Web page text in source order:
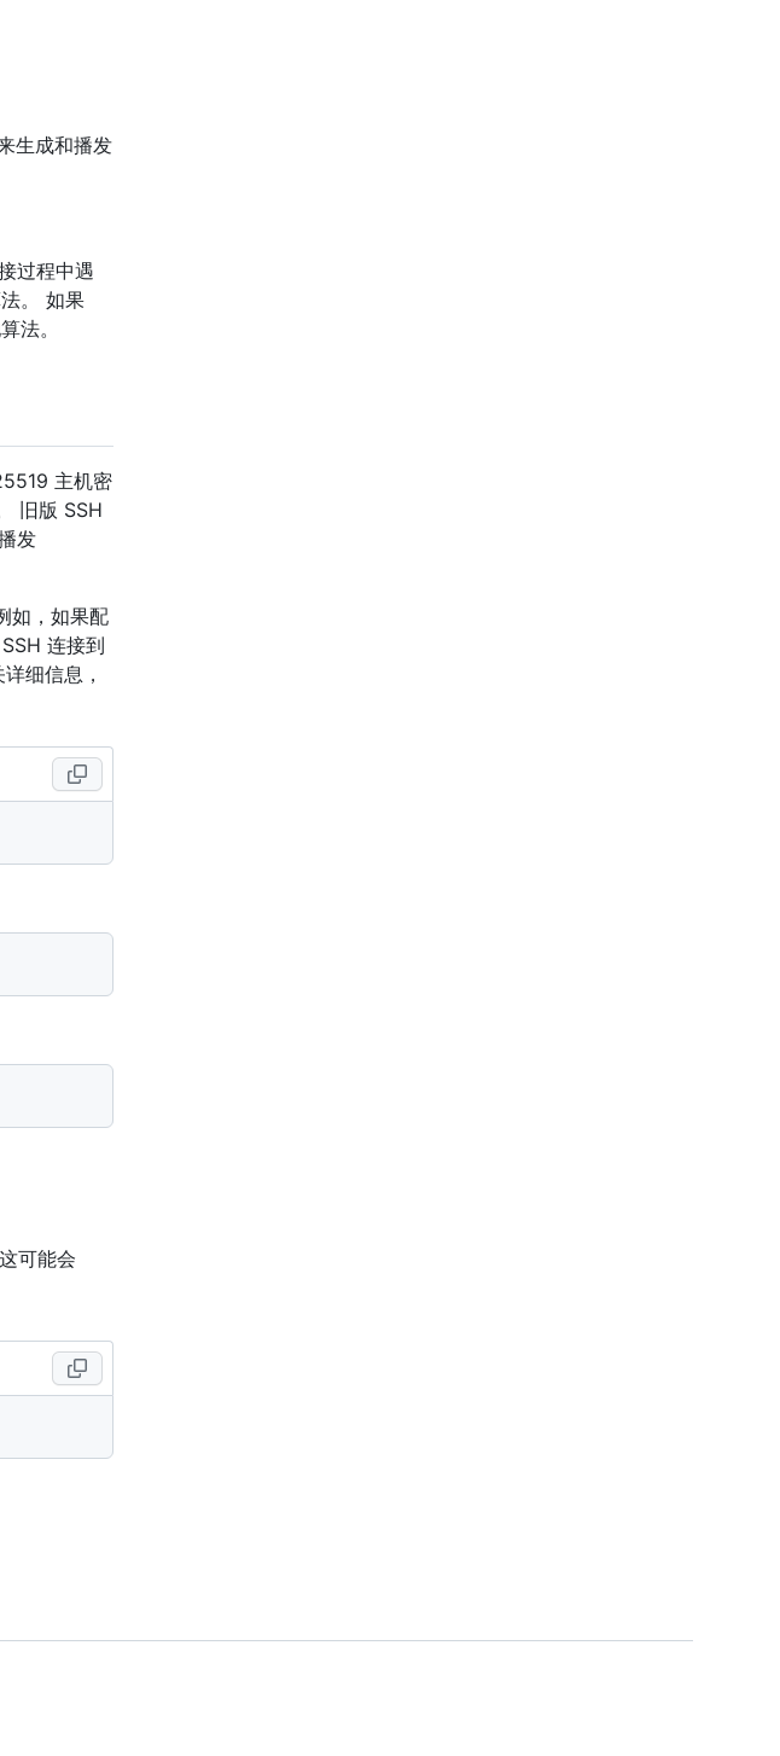
生成和播发
过程中遇
。 如果
法。
主机密
旧版 SSH
发
如，如果配
连接到
细信息，
可能会